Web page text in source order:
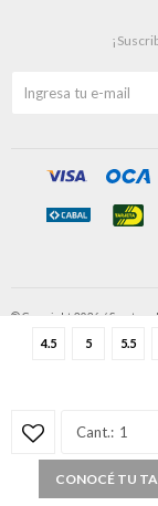
4.5 5 5.5
1
CONOCÉ TU
© Copyright 2026 /